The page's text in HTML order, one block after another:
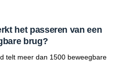
het passeren van een
brug?
telt meer dan 1500 beweegbare